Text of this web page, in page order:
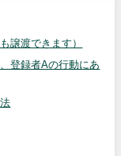
譲渡できます）
登録者Aの行動にあ